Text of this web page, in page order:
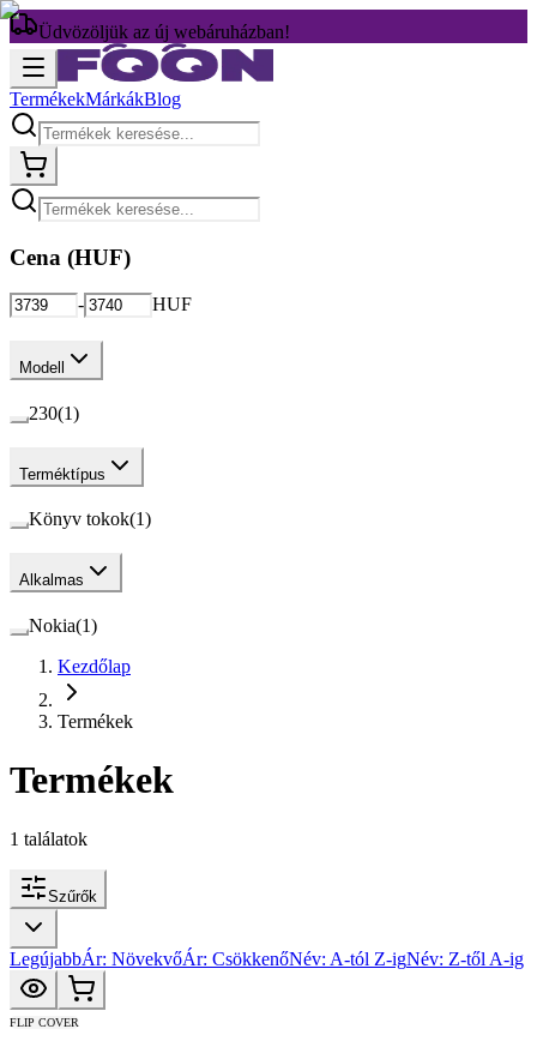
Üdvözöljük az új webáruházban!
TermékekMárkákBlog
Cena (HUF)
- HUF
Modell
230(1)
Terméktípus
Könyv tokok(1)
Alkalmas
Nokia(1)
Kezdőlap
Termékek
Termékek
1 találatok
Szűrők
LegújabbÁr: NövekvőÁr: CsökkenőNév: A-tól Z-igNév: Z-től A-ig
FLIP COVER